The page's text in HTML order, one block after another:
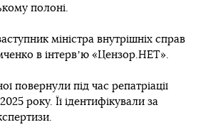
полоні.
міністра внутрішніх справ
в інтервʼю «Цензор.НЕТ».
повернули під час репатріації
року. Її ідентифікували за